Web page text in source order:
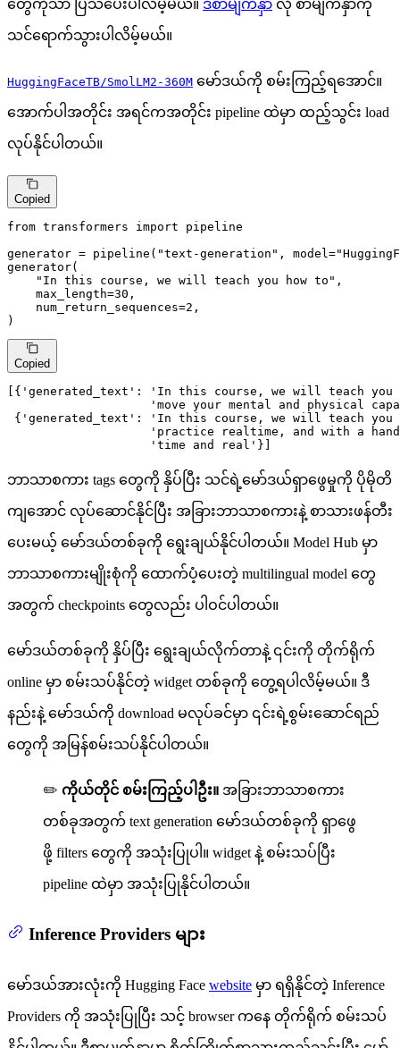
တွေကိုသာ ပြသပေးပါလိမ့်မယ်။ ဒီစာမျက်နှာ လို စာမျက်နှာကို
သင်ရောက်သွားပါလိမ့်မယ်။
HuggingFaceTB/SmolLM2-360M မော်ဒယ်ကို စမ်းကြည့်ရအောင်။
အောက်ပါအတိုင်း အရင်ကအတိုင်း pipeline ထဲမှာ ထည့်သွင်း load
လုပ်နိုင်ပါတယ်။
Copied
from transformers import pipeline
generator = pipeline( "text-generation" , model=
generator(
"In this course, we will teach you how to" ,
    max_length=
30 ,
    num_return_sequences=
2 ,
)
Copied
[{ 'generated_text' :
'In this course, we will teach you
'move your mental and physical
{ 'generated_text' :
'In this course, we will teach you
'practice realtime, and with a
'time and real' }]
ဘာသာစကား tags တွေကို နှိပ်ပြီး သင်ရဲ့မော်ဒယ်ရှာဖွေမှုကို ပိုမိုတိ
ကျအောင် လုပ်ဆောင်နိုင်ပြီး အခြားဘာသာစကားနဲ့ စာသားဖန်တီး
ပေးမယ့် မော်ဒယ်တစ်ခုကို ရွေးချယ်နိုင်ပါတယ်။ Model Hub မှာ
ဘာသာစကားမျိုးစုံကို ထောက်ပံ့ပေးတဲ့ multilingual model တွေ
အတွက် checkpoints တွေလည်း ပါဝင်ပါတယ်။
မော်ဒယ်တစ်ခုကို နှိပ်ပြီး ရွေးချယ်လိုက်တာနဲ့ ၎င်းကို တိုက်ရိုက်
online မှာ စမ်းသပ်နိုင်တဲ့ widget တစ်ခုကို တွေ့ရပါလိမ့်မယ်။ ဒီ
နည်းနဲ့ မော်ဒယ်ကို download မလုပ်ခင်မှာ ၎င်းရဲ့စွမ်းဆောင်ရည်
တွေကို အမြန်စမ်းသပ်နိုင်ပါတယ်။
✏️ ကိုယ်တိုင် စမ်းကြည့်ပါဦး။ အခြားဘာသာစကား
တစ်ခုအတွက် text generation မော်ဒယ်တစ်ခုကို ရှာဖွေ
ဖို့ filters တွေကို အသုံးပြုပါ။ widget နဲ့ စမ်းသပ်ပြီး
pipeline ထဲမှာ အသုံးပြုနိုင်ပါတယ်။
Inference Providers များ
မော်ဒယ်အားလုံးကို Hugging Face website မှာ ရရှိနိုင်တဲ့ Inference
Providers ကို အသုံးပြုပြီး သင့် browser ကနေ တိုက်ရိုက် စမ်းသပ်